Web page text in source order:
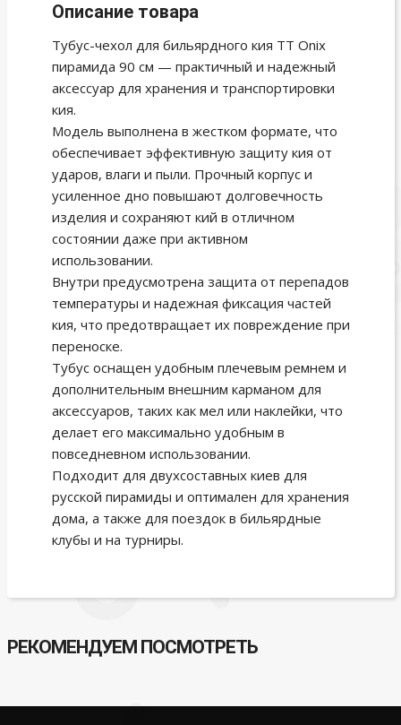
Описание товара
Тубус-чехол для бильярдного кия TT Onix
пирамида 90 см — практичный и надежный
аксессуар для хранения и транспортировки
кия.
Модель выполнена в жестком формате, что
обеспечивает эффективную защиту кия от
ударов, влаги и пыли. Прочный корпус и
усиленное дно повышают долговечность
изделия и сохраняют кий в отличном
состоянии даже при активном
использовании.
Внутри предусмотрена защита от перепадов
температуры и надежная фиксация частей
кия, что предотвращает их повреждение при
переноске.
Тубус оснащен удобным плечевым ремнем и
дополнительным внешним карманом для
аксессуаров, таких как мел или наклейки, что
делает его максимально удобным в
повседневном использовании.
Подходит для двухсоставных киев для
русской пирамиды и оптимален для хранения
дома, а также для поездок в бильярдные
клубы и на турниры.
РЕКОМЕНДУЕМ ПОСМОТРЕТЬ